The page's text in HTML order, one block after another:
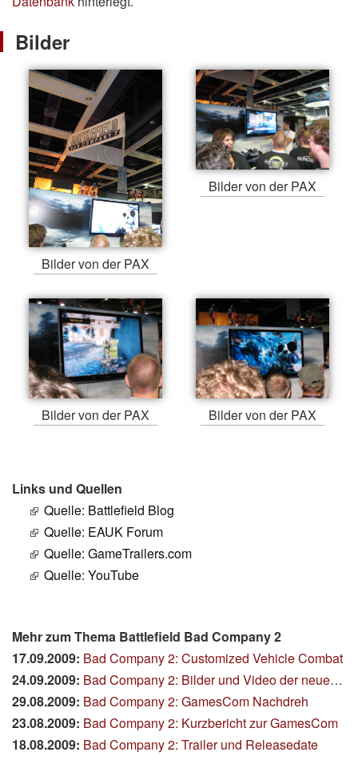
Bilder
Bilder von der PAX
Bilder von der PAX
Bilder von der PAX Bilder von der PAX
Links und Quellen
Quelle: Battlefield Blog
Quelle: EAUK Forum
Quelle: GameTrailers.com
Quelle: YouTube
Mehr zum Thema Battlefield Bad Company 2
17.09.2009: Bad Company 2: Customized Vehicle Combat
24.09.2009: Bad Company 2: Bilder und Video der neuen Map Atacama Desert
29.08.2009: Bad Company 2: GamesCom Nachdreh
23.08.2009: Bad Company 2: Kurzbericht zur GamesCom
18.08.2009: Bad Company 2: Trailer und Releasedate